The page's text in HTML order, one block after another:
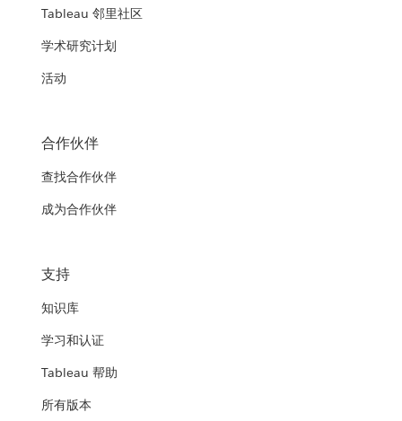
Tableau 邻里社区
学术研究计划
活动
合作伙伴
查找合作伙伴
成为合作伙伴
支持
知识库
学习和认证
Tableau 帮助
所有版本